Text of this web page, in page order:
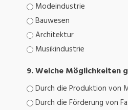
Modeindustrie
Bauwesen
Architektur
Musikindustrie
9. Welche Möglichkeiten
Durch die Produktion von
Durch die Förderung von